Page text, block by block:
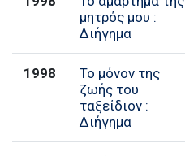
μητρός μου :
Διήγημα
1998
Το μόνον της
ζωής του
ταξείδιον :
Διήγημα